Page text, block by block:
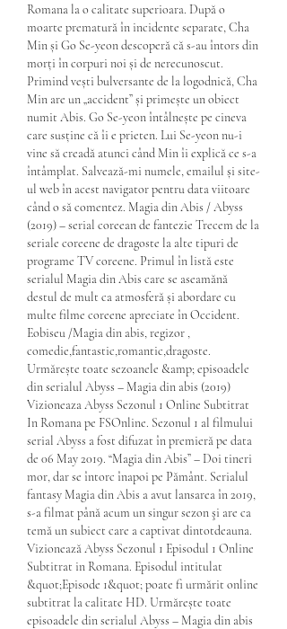
Romana la o calitate superioara. După o
moarte prematură în incidente separate, Cha
Min și Go Se-yeon descoperă că s-au întors din
morți în corpuri noi și de nerecunoscut.
Primind vești bulversante de la logodnică, Cha
Min are un „accident” și primește un obiect
numit Abis. Go Se-yeon întâlnește pe cineva
care susține că îi e prieten. Lui Se-yeon nu-i
vine să creadă atunci când Min îi explică ce s-a
întâmplat. Salvează-mi numele, emailul și site-
ul web în acest navigator pentru data viitoare
când o să comentez. Magia din Abis / Abyss
(2019) – serial coreean de fantezie Trecem de la
seriale coreene de dragoste la alte tipuri de
programe TV coreene. Primul în listă este
serialul Magia din Abis care se aseamănă
destul de mult ca atmosferă și abordare cu
multe filme coreene apreciate în Occident.
Eobiseu /Magia din abis, regizor ,
comedie,fantastic,romantic,dragoste.
Urmărește toate sezoanele &amp; episoadele
din serialul Abyss – Magia din abis (2019)
Vizioneaza Abyss Sezonul 1 Online Subtitrat
In Romana pe FSOnline. Sezonul 1 al filmului
serial Abyss a fost difuzat în premieră pe data
de 06 May 2019. “Magia din Abis” – Doi tineri
mor, dar se întorc înapoi pe Pământ. Serialul
fantasy Magia din Abis a avut lansarea în 2019,
s-a filmat până acum un singur sezon şi are ca
temă un subiect care a captivat dintotdeauna.
Vizionează Abyss Sezonul 1 Episodul 1 Online
Subtitrat in Romana. Episodul intitulat
&quot;Episode 1&quot; poate fi urmărit online
subtitrat la calitate HD. Urmărește toate
episoadele din serialul Abyss – Magia din abis